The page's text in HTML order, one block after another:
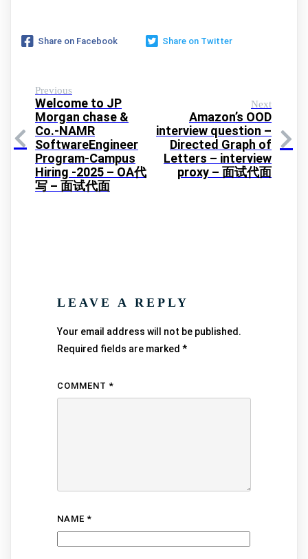
Share on Facebook Share on Twitter
Previous
Welcome to JP
Morgan chase &
Co.-NAMR
SoftwareEngineer
Program-Campus
Hiring -2025 – OA代
写 – 面试代面
Next
Amazon’s OOD
interview question –
Directed Graph of
Letters – interview
proxy – 面试代面
LEAVE A REPLY
Your email address will not be published.
Required fields are marked *
COMMENT *
NAME *